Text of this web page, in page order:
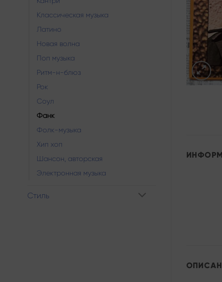
Классическая музыка
Латино
Новая волна
Поп музыка
Ритм-н-блюз
Рок
Соул
Фанк
Фолк-музыка
Хип хоп
Шансон, авторская
Электронная музыка
Стиль